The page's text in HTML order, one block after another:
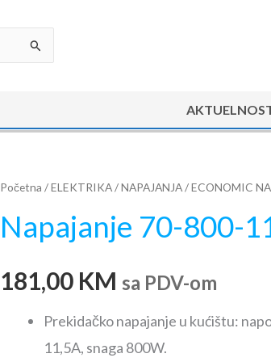
Početna /ELEKTRIKA/NAPAJANJA/ECONOMIC
Napajanje 70-800-
181,00 KM sa PDV-om
Prekidačko napajanje u kućištu:
11,5A, snaga 800W.
Napajanje
800-
količina